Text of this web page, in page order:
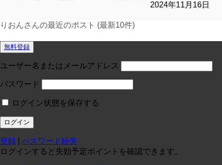
コースに入る
2024年11月16日
りおんさんの最近のポスト (最新10件)
無料登録
ユーザー名またはメールアドレス
パスワード
ログイン状態を保存する
登録
パスワード紛失
ログインすると失効予定ポイントを確認できます。